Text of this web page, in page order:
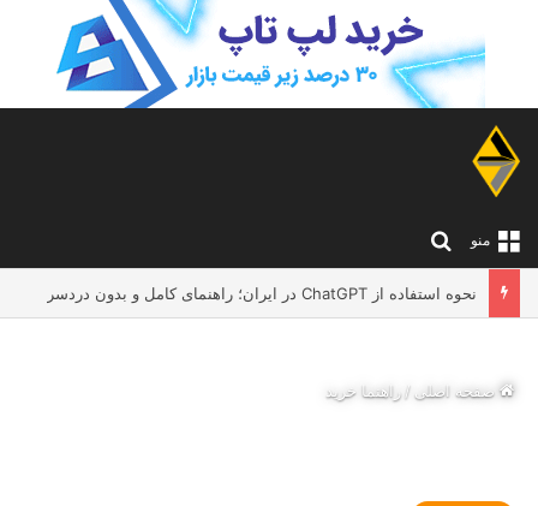
منو
نحوه استفاده از ChatGPT در ایران؛ راهنمای کامل و بدون دردسر
صفحه اصلی /راهنما خرید